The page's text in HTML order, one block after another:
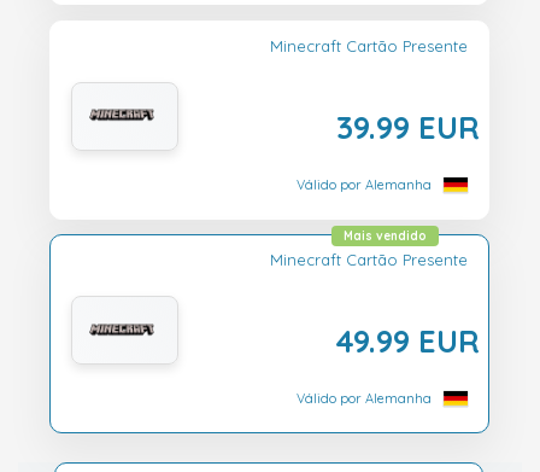
Minecraft Cartão Presente
39.99 EUR
Válido por Alemanha
Minecraft Cartão Presente
49.99 EUR
Mais vendido
Válido por Alemanha